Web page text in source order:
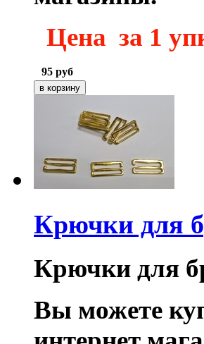
Цена за 1
95 руб
Крючки для
Крючки для
Вы можете